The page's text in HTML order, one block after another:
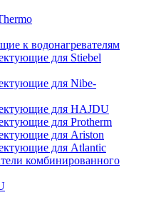
к водонагревателям
для Stiebel
для Nibe-
для HAJDU
для Protherm
для Ariston
для Atlantic
комбинированного